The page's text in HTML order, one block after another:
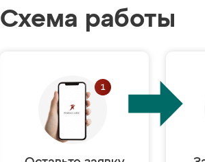
Схема работы